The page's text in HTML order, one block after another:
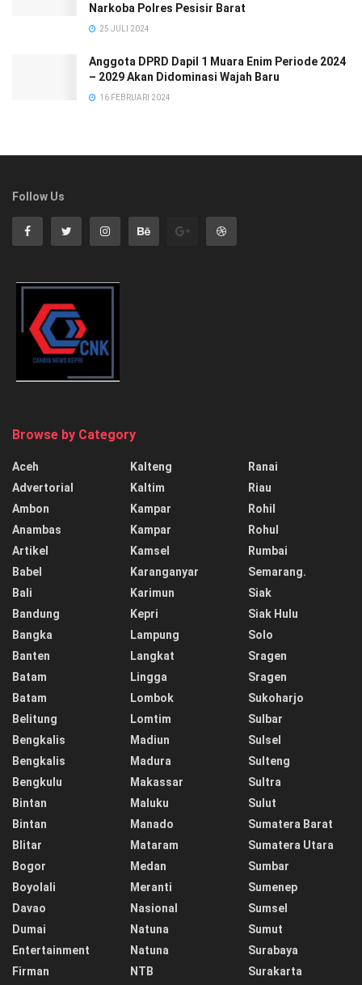
Narkoba Polres Pesisir Barat
25 JULI 2024
Anggota DPRD Dapil 1 Muara Enim Periode 2024
– 2029 Akan Didominasi Wajah Baru
16 FEBRUARI 2024
Follow Us
Browse by Category
Aceh
Advertorial
Ambon
Anambas
Artikel
Babel
Bali
Bandung
Bangka
Banten
Batam
Batam
Belitung
Bengkalis
Bengkalis
Bengkulu
Bintan
Bintan
Blitar
Bogor
Boyolali
Davao
Dumai
Entertainment
Firman
Kalteng
Kaltim
Kampar
Kampar
Kamsel
Karanganyar
Karimun
Kepri
Lampung
Langkat
Lingga
Lombok
Lomtim
Madiun
Madura
Makassar
Maluku
Manado
Mataram
Medan
Meranti
Nasional
Natuna
Natuna
NTB
Ranai
Riau
Rohil
Rohul
Rumbai
Semarang.
Siak
Siak Hulu
Solo
Sragen
Sragen
Sukoharjo
Sulbar
Sulsel
Sulteng
Sultra
Sulut
Sumatera Barat
Sumatera Utara
Sumbar
Sumenep
Sumsel
Sumut
Surabaya
Surakarta